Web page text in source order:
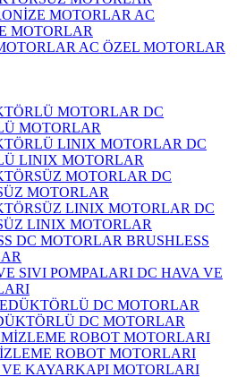
AC
MOTORLAR
AC ÖZEL MOTORLAR
DC
MOTORLAR
DC
LINIX MOTORLAR
DC
MOTORLAR
DC
LINIX MOTORLAR
BRUSHLESS
DC HAVA VE
DC MOTORLAR
ROBOT MOTORLARI